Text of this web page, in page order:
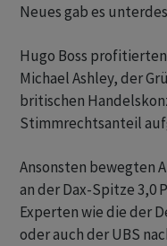
Neues gab es
Hugo Boss
Michael Ashley, der
britischen
Stimmrechtsanteil
Ansonsten bewegten
an der Dax-Spitze 3,0
Experten wie die der
oder auch der UBS